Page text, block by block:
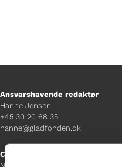
Ansvarshavende redaktør
Hanne Jensen
+45 30 20 68 35
hanne@gladfonden.dk
Chefredaktør